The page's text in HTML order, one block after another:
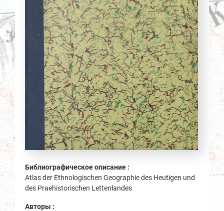
Библиографическое описание :
Atlas der Ethnologischen Geographie des Heutigen und
des Praehistorischen Lettenlandes
Авторы :